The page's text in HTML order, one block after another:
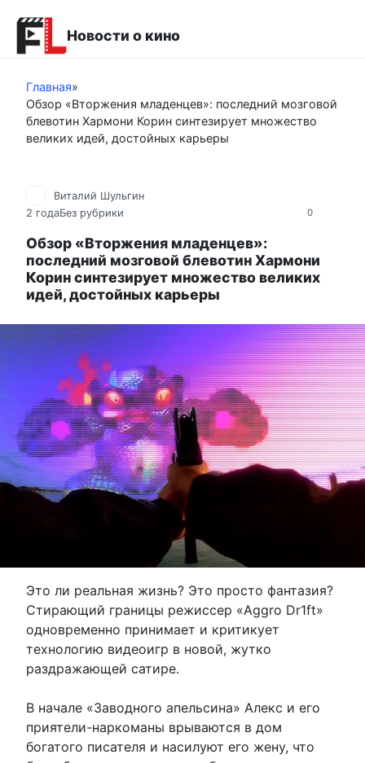
контенту
Новости о кино
Главная»
Обзор «Вторжения младенцев»: последний мозговой
блевотин Хармони Корин синтезирует множество
великих идей, достойных карьеры
0
Виталий Шульгин
2 годаБез рубрики
Обзор «Вторжения младенцев»:
последний мозговой блевотин Хармони
Корин синтезирует множество великих
идей, достойных карьеры
Это ли реальная жизнь? Это просто фантазия?
Стирающий границы режиссер «Aggro Dr1ft»
одновременно принимает и критикует
технологию видеоигр в новой, жутко
раздражающей сатире.
В начале «Заводного апельсина» Алекс и его
приятели-наркоманы врываются в дом
богатого писателя и насилуют его жену, что